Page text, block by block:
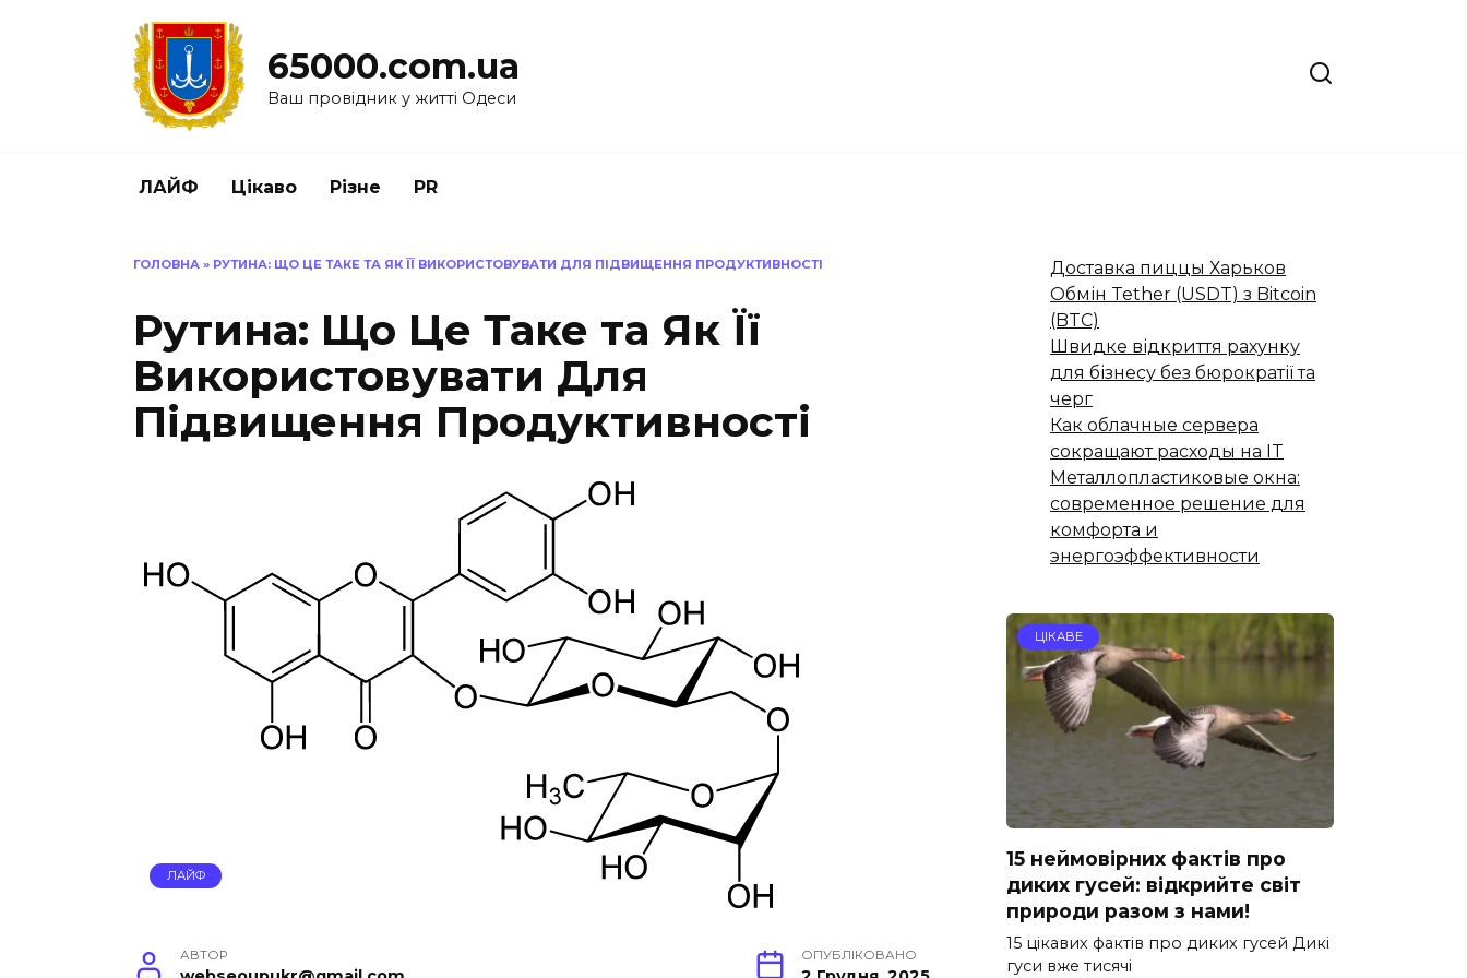
65000.com.ua
Ваш провідник у житті Одеси
ЛАЙФ Цікаво Різне PR
ГОЛОВНА » РУТИНА: ЩО ЦЕ ТАКЕ ТА ЯК ЇЇ ВИКОРИСТОВУВАТИ ДЛЯ ПІДВИЩЕННЯ ПРОДУКТИВНОСТІ
Рутина: Що Це Таке та Як Її
Використовувати Для
Підвищення Продуктивності
ЛАЙФ
АВТОР ОПУБЛІКОВАНО
Доставка пиццы Харьков
Обмін Tether (USDT) з Bitcoin
(BTC)
Швидке відкриття рахунку
для бізнесу без бюрократії та
черг
Как облачные сервера
сокращают расходы на IT
Металлопластиковые окна:
современное решение для
комфорта и
энергоэффективности
ЦІКАВЕ
15 неймовірних фактів про
диких гусей: відкрийте світ
природи разом з нами!
15 цікавих фактів про диких гусей Дикі
гуси вже тисячі